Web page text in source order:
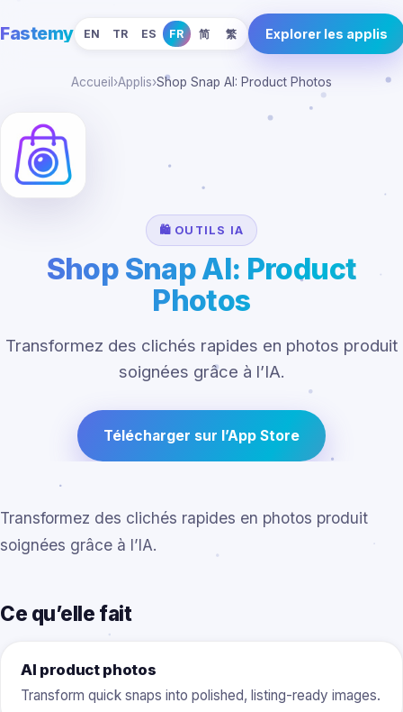
Fastemy EN TR ES FR 简 繁 Explorer les applis
Accueil ›Applis›Shop Snap AI: Product Photos
🛍️ OUTILS IA
Shop Snap AI: Product
Photos
Transformez des clichés rapides en photos produit
soignées grâce à l’IA.
Télécharger sur l’App Store
Transformez des clichés rapides en photos produit
soignées grâce à l’IA.
Ce qu’elle fait
AI product photos
Transform quick snaps into polished, listing-ready images.